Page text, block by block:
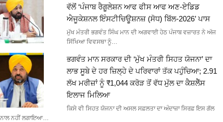
ਵੱਲੋਂ ‘ਪੰਜਾਬ ਰੈਗੂਲੇਸ਼ਨ ਆਫ ਫੀਸ ਆਫ ਅਣ-ਏਡਿਡ
ਐਜੂਕੇਸ਼ਨਲ ਇੰਸਟੀਚਿਊਸ਼ਨਜ਼ (ਸੋਧ) ਬਿੱਲ-2026’ ਪਾਸ
ਮੁੱਖ ਮੰਤਰੀ ਭਗਵੰਤ ਸਿੰਘ ਮਾਨ ਦੀ ਅਗਵਾਈ ਹੇਠ ਪੰਜਾਬ ਵਜ਼ਾਰਤ ਨੇ ਅੱਜ
ਸਿੱਖਿਆ ਵਿਵਸਥਾ ਨੂੰ…
ਭਗਵੰਤ ਮਾਨ ਸਰਕਾਰ ਦੀ ‘ਮੁੱਖ ਮੰਤਰੀ ਸਿਹਤ ਯੋਜਨਾ’ ਦਾ
ਲਾਭ ਸੂਬੇ ਦੇ ਹਰ ਜ਼ਿਲ੍ਹੇ ਦੇ ਪਰਿਵਾਰਾਂ ਤੱਕ ਪਹੁੰਚਿਆ; 2.91
ਲੱਖ ਮਰੀਜ਼ਾਂ ਨੂੰ ₹1,044 ਕਰੋੜ ਤੋਂ ਵੱਧ ਮੁੱਲ ਦਾ ਕੈਸ਼ਲੈੱਸ
ਇਲਾਜ ਮਿਲਿਆ
ਕਿਸੇ ਵੀ ਸਿਹਤ ਯੋਜਨਾ ਦੀ ਅਸਲ ਸਫ਼ਲਤਾ ਦਾ ਅੰਦਾਜ਼ਾ ਸਿਰਫ਼ ਇਸ ਗੱਲ
ਨਾਲ ਨਹੀਂ ਲਗਾਇਆ…